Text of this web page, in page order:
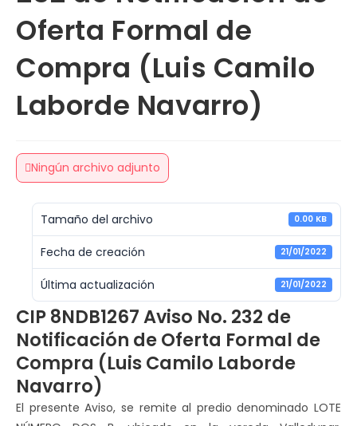
Oferta Formal de
Compra (Luis Camilo
Laborde Navarro)
Ningún archivo adjunto
Tamaño del archivo 0.00 KB
Fecha de creación 21/01/2022
Última actualización 21/01/2022
CIP 8NDB1267 Aviso No. 232 de
Notificación de Oferta Formal de
Compra (Luis Camilo Laborde
Navarro)
El presente Aviso, se remite al predio denominado LOTE